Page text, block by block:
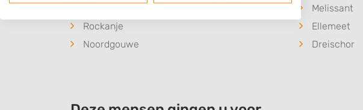
Melissant
Rockanje
Ellemeet
Noordgouwe
Dreischor